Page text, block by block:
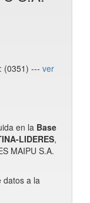
(0351) --- ver
en la Base
LIDERES,
MAIPU S.A.
datos a la